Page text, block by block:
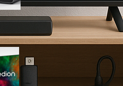
MD855701, smart
con Dolby Vision e
integrate in offerta